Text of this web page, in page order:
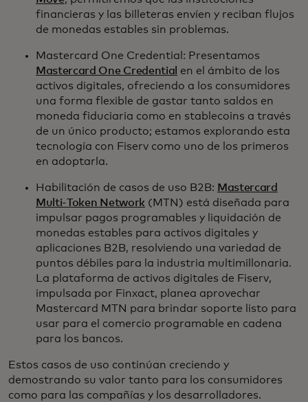
financieras y las billeteras envíen y reciban flujos
de monedas estables sin problemas.
Mastercard One Credential: Presentamos
Mastercard One Credential en el ámbito de los
activos digitales, ofreciendo a los consumidores
una forma flexible de gastar tanto saldos en
moneda fiduciaria como en stablecoins a través
de un único producto; estamos explorando esta
tecnología con Fiserv como uno de los primeros
en adoptarla.
Habilitación de casos de uso B2B: Mastercard
Multi-Token Network (MTN) está diseñada para
impulsar pagos programables y liquidación de
monedas estables para activos digitales y
aplicaciones B2B, resolviendo una variedad de
puntos débiles para la industria multimillonaria.
La plataforma de activos digitales de Fiserv,
impulsada por Finxact, planea aprovechar
Mastercard MTN para brindar soporte listo para
usar para el comercio programable en cadena
para los bancos.
Estos casos de uso continúan creciendo y
demostrando su valor tanto para los consumidores
como para las compañías y los desarrolladores.